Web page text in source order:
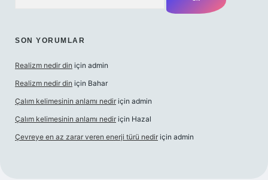
SON YORUMLAR
Realizm nedir din için admin
Realizm nedir din için Bahar
Çalım kelimesinin anlamı nedir için admin
Çalım kelimesinin anlamı nedir için Hazal
Çevreye en az zarar veren enerji türü nedir için admin